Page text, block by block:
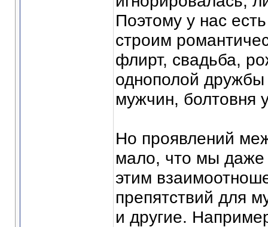
Поэтому у нас
строим
флирт, свадьба,
однополой дружбы
мужчин, болтовня
Но проявлений
мало, что мы даже
этим
препятствий для
и другие.